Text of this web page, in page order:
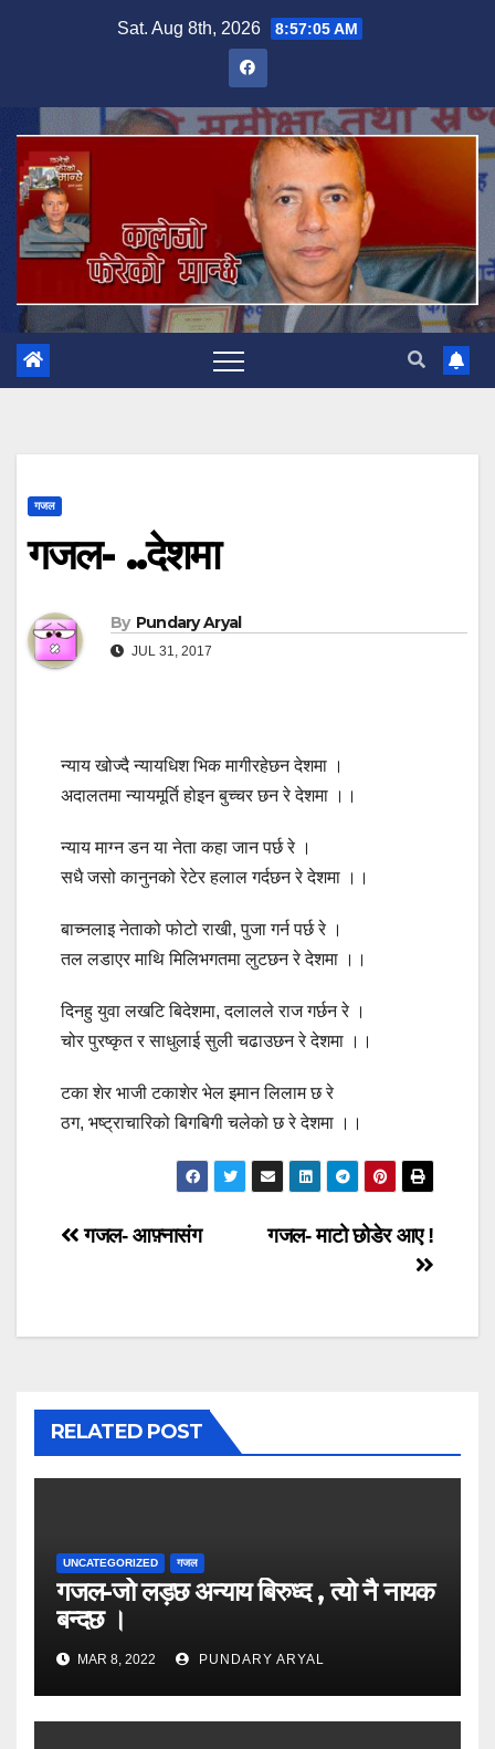
Sat. Aug 8th, 2026 8:57:06 AM
गजल
गजल- ..देशमा
By Pundary Aryal
JUL 31, 2017
न्याय खोज्दै न्यायधिश भिक मागीरहेछन देशमा ।
अदालतमा न्यायमूर्ति होइन बुच्चर छन रे देशमा ।।
न्याय माग्न डन या नेता कहा जान पर्छ रे ।
सधै जसो कानुनको रेटेर हलाल गर्दछन रे देशमा ।।
बाच्नलाइ नेताको फोटो राखी, पुजा गर्न पर्छ रे ।
तल लडाएर माथि मिलिभगतमा लुटछन रे देशमा ।।
दिनहु युवा लखटि बिदेशमा, दलालले राज गर्छन रे ।
चोर पुरष्कृत र साधुलाई सुली चढाउछन रे देशमा ।।
टका शेर भाजी टकाशेर भेल इमान लिलाम छ रे
ठग, भष्ट्राचारिको बिगबिगी चलेको छ रे देशमा ।।
Post
गजल- माटो छोडेर आए !
गजल- आफ़्नासंग
RELATED POST
UNCATEGORIZED गजल
गजल-जो लड़छ अन्याय बिरुध्द , त्यो नै नायक
बन्दछ ।
MAR 8, 2022 PUNDARY ARYAL